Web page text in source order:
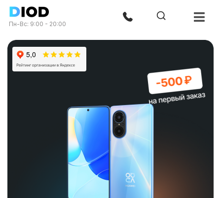
Пн-Вс: 9:00 - 20:00